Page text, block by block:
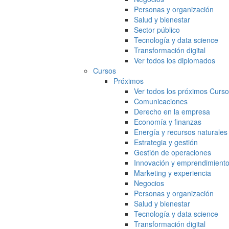
Personas y organización
Salud y bienestar
Sector público
Tecnología y data science
Transformación digital
Ver todos los diplomados
Cursos
Próximos
Ver todos los próximos
Comunicaciones
Derecho en la empresa
Economía y finanzas
Energía y recursos naturales
Estrategia y gestión
Gestión de operaciones
Innovación y emprendimiento
Marketing y experiencia
Negocios
Personas y organización
Salud y bienestar
Tecnología y data science
Transformación digital